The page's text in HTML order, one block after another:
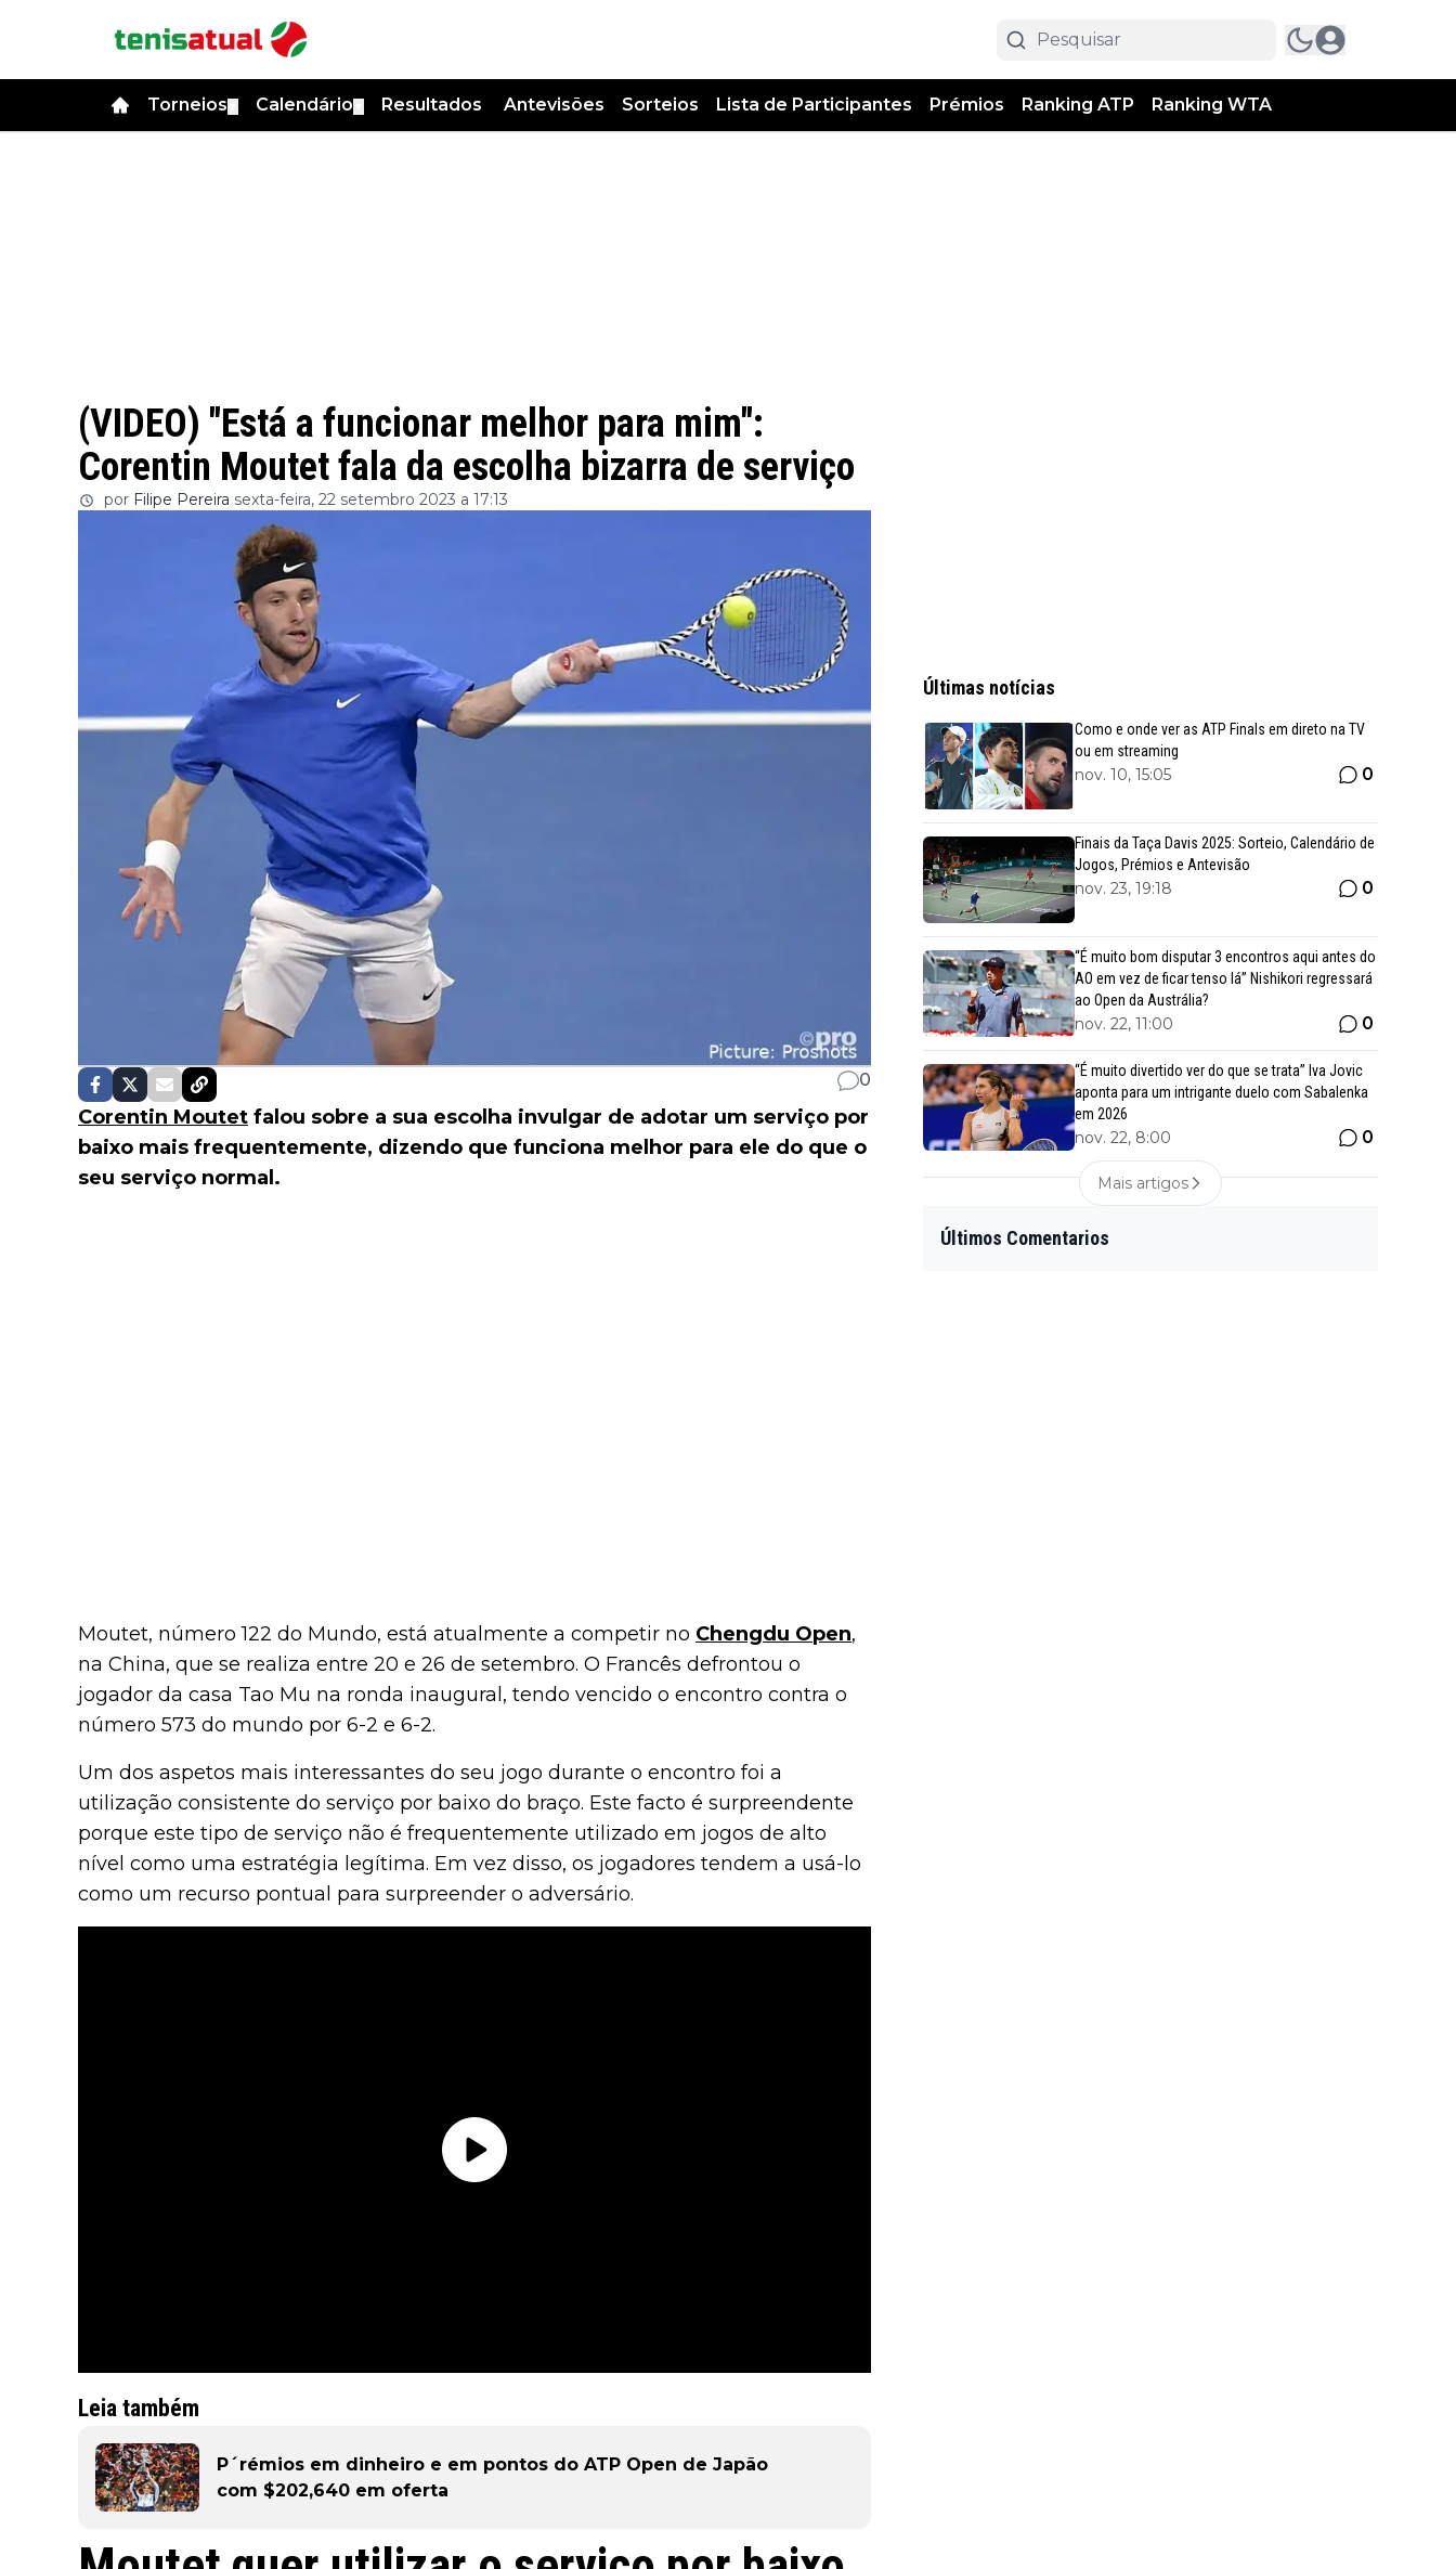
Torneios Calendário Resultados Antevisões Sorteios Lista de Participantes Prémios Ranking ATP Ranking WTA
(VIDEO) "Está a funcionar melhor para mim":
Corentin Moutet fala da escolha bizarra de serviço
por Filipe Pereira sexta-feira, 22 setembro 2023 a 17:13
0
Corentin Moutet falou sobre a sua escolha invulgar de adotar um serviço por
baixo mais frequentemente, dizendo que funciona melhor para ele do que o
seu serviço normal.
Moutet, número 122 do Mundo, está atualmente a competir no Chengdu Open,
na China, que se realiza entre 20 e 26 de setembro. O Francês defrontou o
jogador da casa Tao Mu na ronda inaugural, tendo vencido o encontro contra o
número 573 do mundo por 6-2 e 6-2.
Um dos aspetos mais interessantes do seu jogo durante o encontro foi a
utilização consistente do serviço por baixo do braço. Este facto é surpreendente
porque este tipo de serviço não é frequentemente utilizado em jogos de alto
nível como uma estratégia legítima. Em vez disso, os jogadores tendem a usá-lo
como um recurso pontual para surpreender o adversário.
Leia também
P´rémios em dinheiro e em pontos do ATP Open de Japão
com $202,640 em oferta
Últimas notícias
Como e onde ver as ATP Finals em direto na TV
ou em streaming
nov. 10, 15:05 0
Finais da Taça Davis 2025: Sorteio, Calendário de
Jogos, Prémios e Antevisão
nov. 23, 19:18 0
“É muito bom disputar 3 encontros aqui antes do
AO em vez de ficar tenso lá” Nishikori regressará
ao Open da Austrália?
nov. 22, 11:00 0
“É muito divertido ver do que se trata” Iva Jovic
aponta para um intrigante duelo com Sabalenka
em 2026
nov. 22, 8:00 0
Mais artigos
Últimos Comentarios